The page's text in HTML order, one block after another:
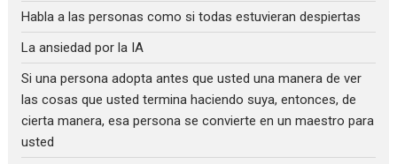
Habla a las personas como si todas estuvieran despiertas
La ansiedad por la IA
Si una persona adopta antes que usted una manera de ver
las cosas que usted termina haciendo suya, entonces, de
cierta manera, esa persona se convierte en un maestro para
usted